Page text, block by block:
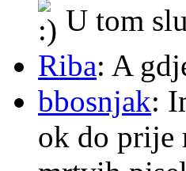
U tom
Riba: A
bbosnjak:
ok do prije